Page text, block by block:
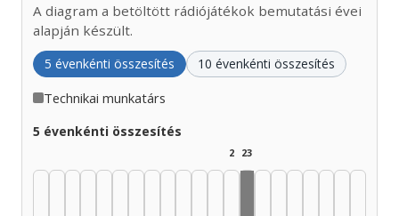
A diagram a betöltött rádiójátékok bemutatási évei
alapján készült.
5 évenkénti összesítés 10 évenkénti összesítés
Technikai munkatárs
5 évenkénti összesítés
2 23